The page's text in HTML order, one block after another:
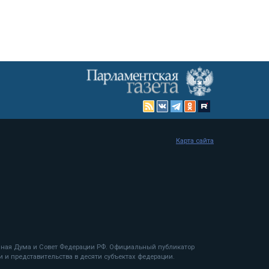
Дума и Совет Федерации РФ. Официальный публикатор
представительства в десяти субъектах федерации.
Карта сайта